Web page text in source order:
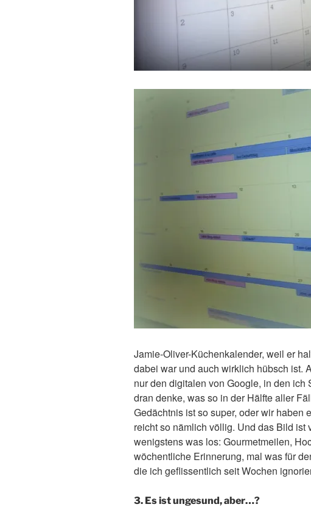
Jamie-Oliver-Küchenkalender, weil er
dabei war und auch wirklich hübsch ist.
nur den digitalen von Google, in den
dran denke, was so in der Hälfte aller
Gedächtnis ist so super, oder wir haben
reicht so nämlich völlig. Und das Bild ist
wenigstens was los: Gourmetmeilen,
wöchentliche Erinnerung, mal was für
die ich geflissentlich seit Wochen
3. Es ist ungesund, aber…?